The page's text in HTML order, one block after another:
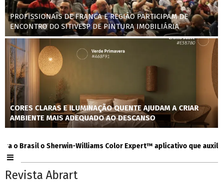
PROFISSIONAIS DE FRANCA E REGIÃO PARTICIPAM DE
ENCONTRO DO SITIVESP DE PINTURA IMOBILIÁRIA
CORES CLARAS E ILUMINAÇÃO QUENTE AJUDAM A CRIAR
AMBIENTE MAIS ADEQUADO AO DESCANSO
o Sherwin-Williams Color Expert™ aplicativo que auxilia
Revista Abrart